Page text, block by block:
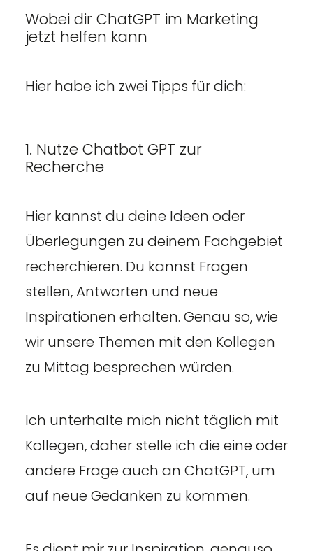
Wobei dir ChatGPT im Marketing
jetzt helfen kann
Hier habe ich zwei Tipps für dich:
1. Nutze Chatbot GPT zur
Recherche
Hier kannst du deine Ideen oder
Überlegungen zu deinem Fachgebiet
recherchieren. Du kannst Fragen
stellen, Antworten und neue
Inspirationen erhalten. Genau so, wie
wir unsere Themen mit den Kollegen
zu Mittag besprechen würden.
Ich unterhalte mich nicht täglich mit
Kollegen, daher stelle ich die eine oder
andere Frage auch an ChatGPT, um
auf neue Gedanken zu kommen.